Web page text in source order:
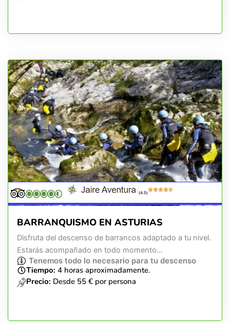
(4.5)
BARRANQUISMO EN ASTURIAS
Disfruta del descenso de barrancos adaptado a tu nivel.
Estarás acompañado en todo momento...
Tenemos todo lo necesario para tu descenso
Tiempo: 4 horas aproximadamente.
Precio: Desde 55 € por persona